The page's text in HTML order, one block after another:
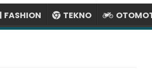
FASHION TEKNO